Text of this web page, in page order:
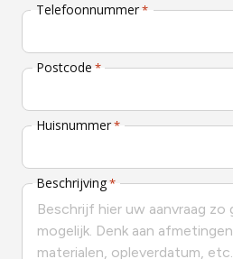
Telefoonnummer*
Postcode *
Huisnummer*
Beschrijving*